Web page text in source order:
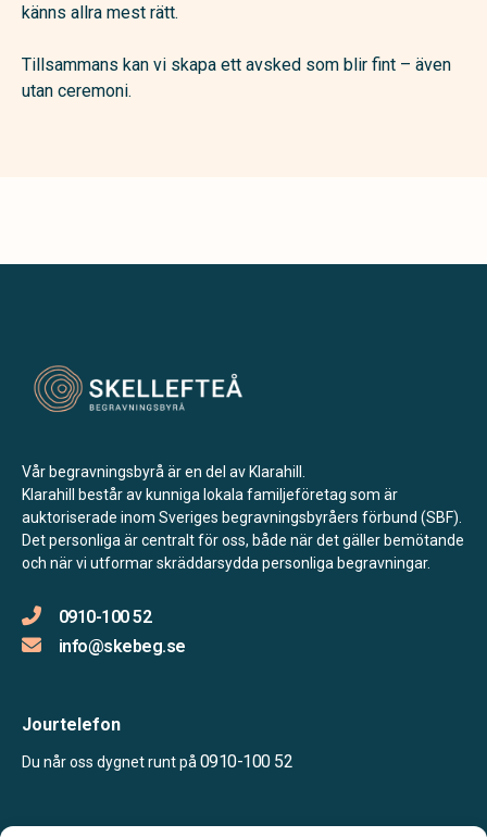
känns allra mest rätt.
Tillsammans kan vi skapa ett avsked som blir fint – även
utan ceremoni.
Vår begravningsbyrå är en del av Klarahill.
Klarahill består av kunniga lokala familjeföretag som är
auktoriserade inom Sveriges begravningsbyråers förbund (SBF).
Det personliga är centralt för oss, både när det gäller bemötande
och när vi utformar skräddarsydda personliga begravningar.
0910-100 52
info@skebeg.se
Jourtelefon
Du når oss dygnet runt på 0910-100 52